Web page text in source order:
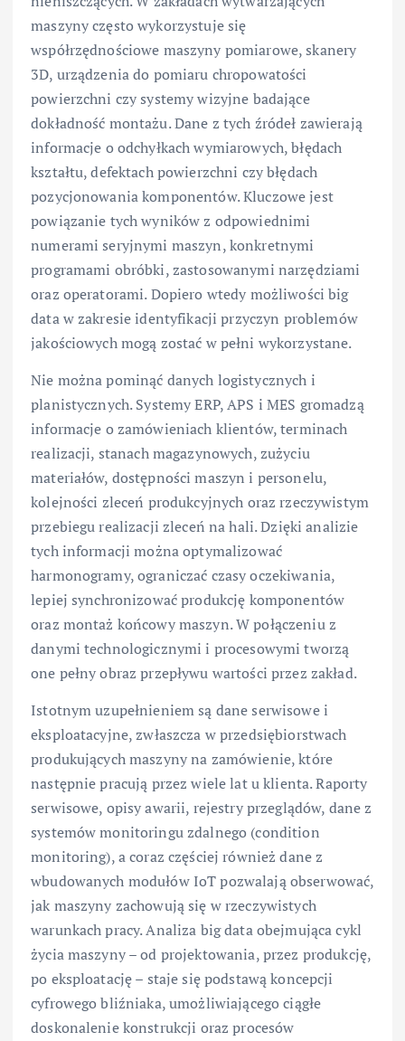
maszyny często wykorzystuje się
współrzędnościowe maszyny pomiarowe, skanery
3D, urządzenia do pomiaru chropowatości
powierzchni czy systemy wizyjne badające
dokładność montażu. Dane z tych źródeł zawierają
informacje o odchyłkach wymiarowych, błędach
kształtu, defektach powierzchni czy błędach
pozycjonowania komponentów. Kluczowe jest
powiązanie tych wyników z odpowiednimi
numerami seryjnymi maszyn, konkretnymi
programami obróbki, zastosowanymi narzędziami
oraz operatorami. Dopiero wtedy możliwości big
data w zakresie identyfikacji przyczyn problemów
jakościowych mogą zostać w pełni wykorzystane.
Nie można pominąć danych logistycznych i
planistycznych. Systemy ERP, APS i MES gromadzą
informacje o zamówieniach klientów, terminach
realizacji, stanach magazynowych, zużyciu
materiałów, dostępności maszyn i personelu,
kolejności zleceń produkcyjnych oraz rzeczywistym
przebiegu realizacji zleceń na hali. Dzięki analizie
tych informacji można optymalizować
harmonogramy, ograniczać czasy oczekiwania,
lepiej synchronizować produkcję komponentów
oraz montaż końcowy maszyn. W połączeniu z
danymi technologicznymi i procesowymi tworzą
one pełny obraz przepływu wartości przez zakład.
Istotnym uzupełnieniem są dane serwisowe i
eksploatacyjne, zwłaszcza w przedsiębiorstwach
produkujących maszyny na zamówienie, które
następnie pracują przez wiele lat u klienta. Raporty
serwisowe, opisy awarii, rejestry przeglądów, dane z
systemów monitoringu zdalnego (condition
monitoring), a coraz częściej również dane z
wbudowanych modułów IoT pozwalają obserwować,
jak maszyny zachowują się w rzeczywistych
warunkach pracy. Analiza big data obejmująca cykl
życia maszyny – od projektowania, przez produkcję,
po eksploatację – staje się podstawą koncepcji
cyfrowego bliźniaka, umożliwiającego ciągłe
doskonalenie konstrukcji oraz procesów